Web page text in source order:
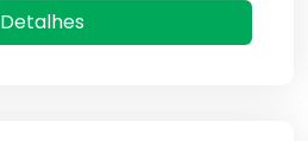
Detalhes